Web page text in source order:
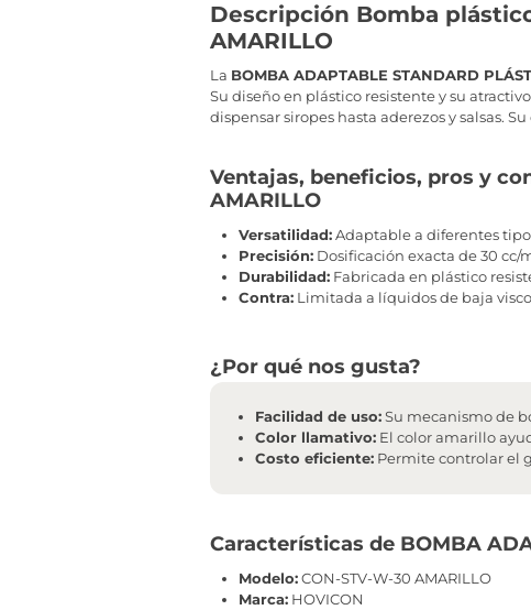
Descripción Bomba
AMARILLO
La BOMBA ADAPTABLE STANDARD
Su diseño en plástico resistente y su
dispensar siropes hasta aderezos y salsas.
Ventajas, beneficios, pros y
AMARILLO
Versatilidad:Adaptable a diferentes
Precisión: Dosificación exacta de 30
Durabilidad: Fabricada en plástico
Contra: Limitada a líquidos de baja
¿Por qué nos gusta?
Facilidad de uso:Su mecanismo de
Color llamativo: El color amarillo
Costo eficiente: Permite controlar el
Características de BOMBA
Modelo:CON-STV-W-30 AMARILLO
Marca: HOVICON